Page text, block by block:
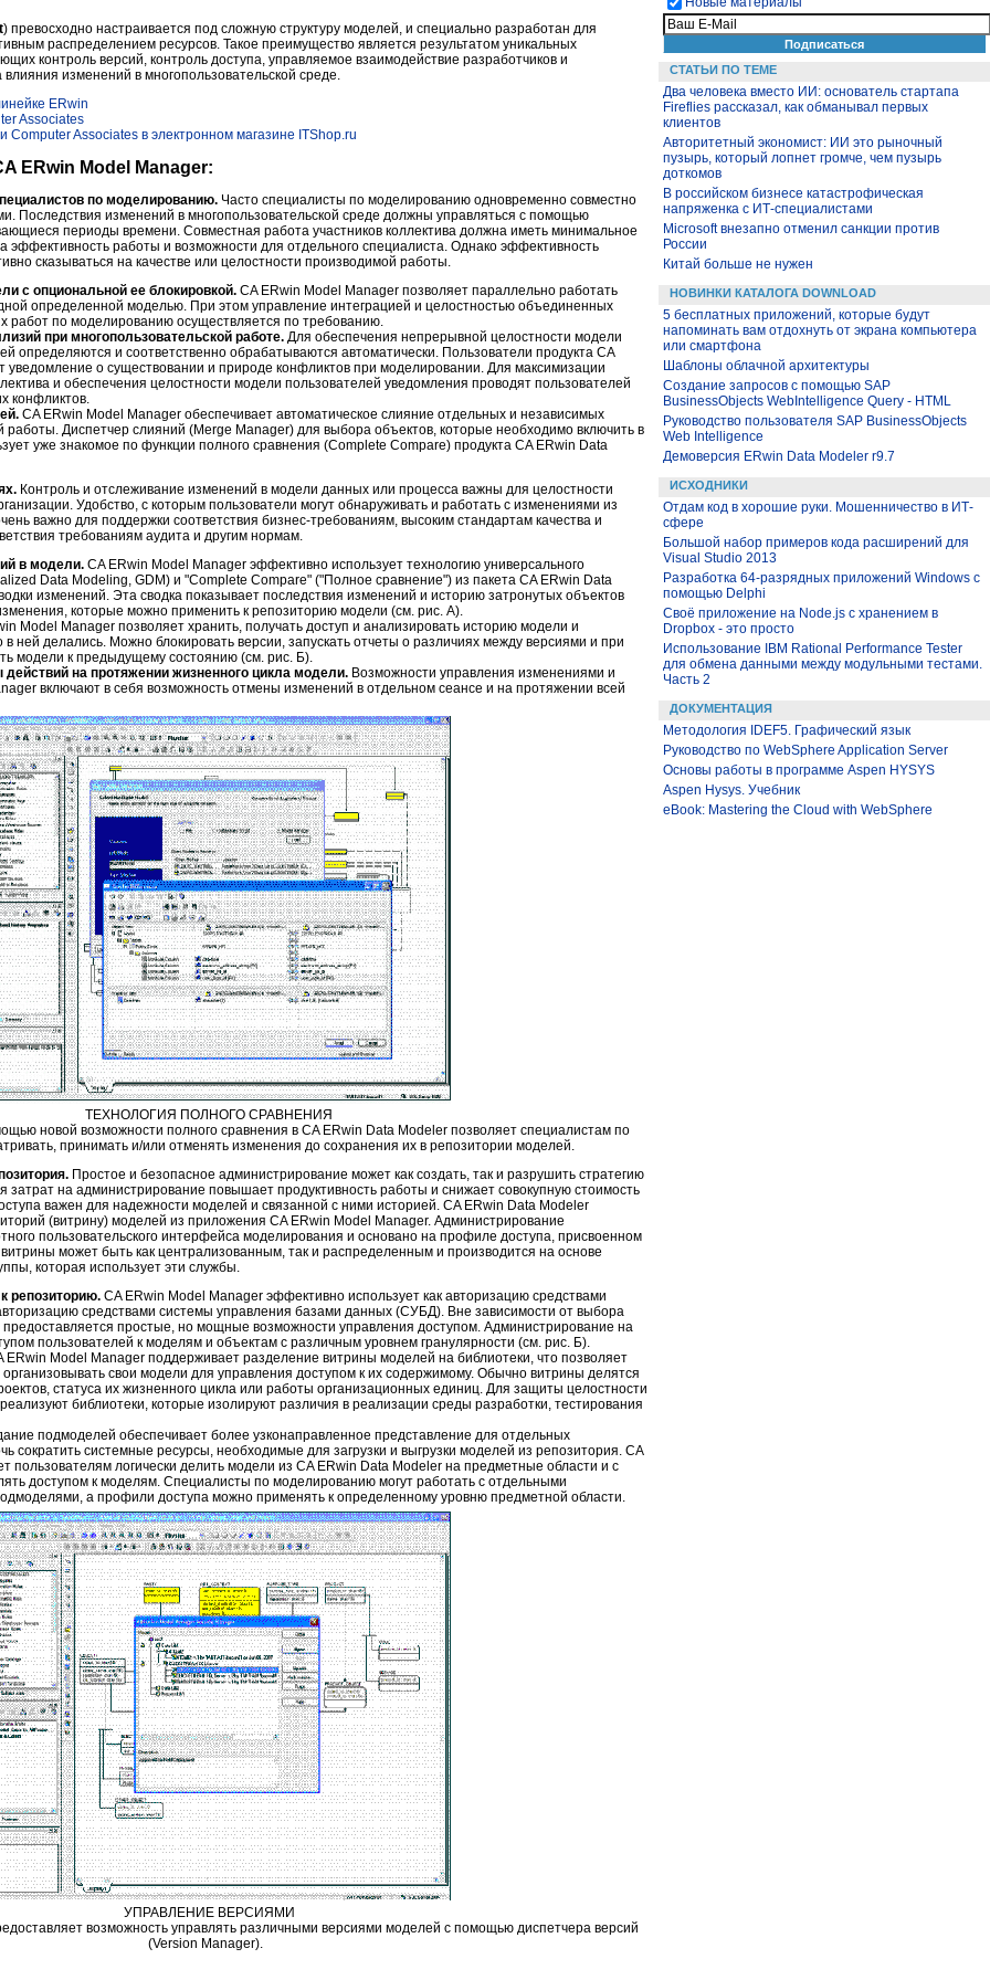
) превосходно настраивается под сложную структуру моделей, и специально разработан для
распределением ресурсов. Такое преимущество является результатом уникальных
контроль версий, контроль доступа, управляемое взаимодействие разработчиков и
изменений в многопользовательской среде.
ERwin
Associates
Computer Associates в электронном магазине ITShop.ru
ERwin Model Manager:
по моделированию. Часто специалисты по моделированию одновременно совместно
Последствия изменений в многопользовательской среде должны управляться с помощью
периоды времени. Совместная работа участников коллектива должна иметь минимальное
эффективность работы и возможности для отдельного специалиста. Однако эффективность
сказываться на качестве или целостности производимой работы.
с опциональной ее блокировкой. CA ERwin Model Manager позволяет параллельно работать
определенной моделью. При этом управление интеграцией и целостностью объединенных
работ по моделированию осуществляется по требованию.
при многопользовательской работе. Для обеспечения непрерывной целостности модели
определяются и соответственно обрабатываются автоматически. Пользователи продукта CA
уведомление о существовании и природе конфликтов при моделировании. Для максимизации
и обеспечения целостности модели пользователей уведомления проводят пользователей
конфликтов.
CA ERwin Model Manager обеспечивает автоматическое слияние отдельных и независимых
Диспетчер слияний (Merge Manager) для выбора объектов, которые необходимо включить в
уже знакомое по функции полного сравнения (Complete Compare) продукта CA ERwin Data
Контроль и отслеживание изменений в модели данных или процесса важны для целостности
Удобство, с которым пользователи могут обнаруживать и работать с изменениями из
важно для поддержки соответствия бизнес-требованиям, высоким стандартам качества и
требованиям аудита и другим нормам.
в модели. CA ERwin Model Manager эффективно использует технологию универсального
Data Modeling, GDM) и "Complete Compare" ("Полное сравнение") из пакета CA ERwin Data
изменений. Эта сводка показывает последствия изменений и историю затронутых объектов
которые можно применить к репозиторию модели (см. рис. А).
Model Manager позволяет хранить, получать доступ и анализировать историю модели и
ней делались. Можно блокировать версии, запускать отчеты о различиях между версиями и при
модели к предыдущему состоянию (см. рис. Б).
на протяжении жизненного цикла модели. Возможности управления изменениями и
включают в себя возможность отмены изменений в отдельном сеансе и на протяжении всей
ТЕХНОЛОГИЯ ПОЛНОГО СРАВНЕНИЯ
новой возможности полного сравнения в CA ERwin Data Modeler позволяет специалистам по
принимать и/или отменять изменения до сохранения их в репозитории моделей.
Простое и безопасное администрирование может как создать, так и разрушить стратегию
на администрирование повышает продуктивность работы и снижает совокупную стоимость
важен для надежности моделей и связанной с ними историей. CA ERwin Data Modeler
(витрину) моделей из приложения CA ERwin Model Manager. Администрирование
пользовательского интерфейса моделирования и основано на профиле доступа, присвоенном
может быть как централизованным, так и распределенным и производится на основе
которая использует эти службы.
репозиторию. CA ERwin Model Manager эффективно использует как авторизацию средствами
средствами системы управления базами данных (СУБД). Вне зависимости от выбора
простые, но мощные возможности управления доступом. Администрирование на
пользователей к моделям и объектам с различным уровнем гранулярности (см. рис. Б).
ERwin Model Manager поддерживает разделение витрины моделей на библиотеки, что позволяет
организовывать свои модели для управления доступом к их содержимому. Обычно витрины делятся
статуса их жизненного цикла или работы организационных единиц. Для защиты целостности
библиотеки, которые изолируют различия в реализации среды разработки, тестирования
подмоделей обеспечивает более узконаправленное представление для отдельных
сократить системные ресурсы, необходимые для загрузки и выгрузки моделей из репозитория. CA
пользователям логически делить модели из CA ERwin Data Modeler на предметные области и с
доступом к моделям. Специалисты по моделированию могут работать с отдельными
а профили доступа можно применять к определенному уровню предметной области.
УПРАВЛЕНИЕ ВЕРСИЯМИ
возможность управлять различными версиями моделей с помощью диспетчера версий
(Version Manager).
СТАТЬИ ПО ТЕМЕ
Два человека вместо ИИ: основатель стартапа
Fireflies рассказал, как обманывал первых
клиентов
Авторитетный экономист: ИИ это рыночный
пузырь, который лопнет громче, чем пузырь
доткомов
В российском бизнесе катастрофическая
напряженка с ИТ-специалистами
Microsoft внезапно отменил санкции против
России
Китай больше не нужен
НОВИНКИ КАТАЛОГА DOWNLOAD
5 бесплатных приложений, которые будут
напоминать вам отдохнуть от экрана компьютера
или смартфона
Шаблоны облачной архитектуры
Создание запросов с помощью SAP
BusinessObjects WebIntelligence Query - HTML
Руководство пользователя SAP BusinessObjects
Web Intelligence
Демоверсия ERwin Data Modeler r9.7
ИСХОДНИКИ
Отдам код в хорошие руки. Мошенничество в ИТ-
сфере
Большой набор примеров кода расширений для
Visual Studio 2013
Разработка 64-разрядных приложений Windows с
помощью Delphi
Своё приложение на Node.js с хранением в
Dropbox - это просто
Использование IBM Rational Performance Tester
для обмена данными между модульными тестами.
Часть 2
ДОКУМЕНТАЦИЯ
Методология IDEF5. Графический язык
Руководство по WebSphere Application Server
Основы работы в программе Aspen HYSYS
Aspen Hysys. Учебник
eBook: Mastering the Cloud with WebSphere